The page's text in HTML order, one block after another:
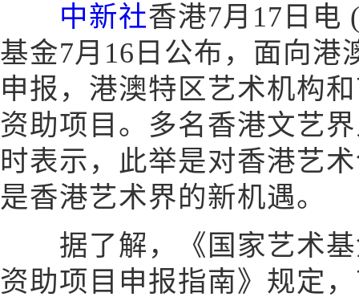
中新社香港7月17日电
基金7月16日公布，面向港
申报，港澳特区艺术机构
资助项目。多名香港文艺
时表示，此举是对香港艺
是香港艺术界的新机遇。
据了解，《国家艺术基
资助项目申报指南》规定